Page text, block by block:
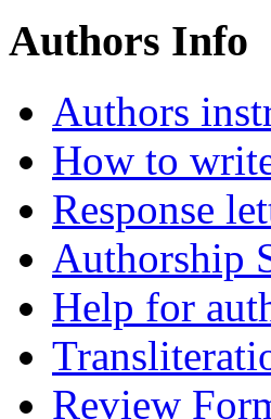
Authors Info
Authors
How to
Response
Authorship
Help for
Review